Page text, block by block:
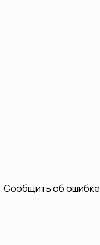
Сообщить об ошибке